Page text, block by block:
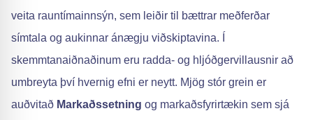
veita rauntímainnsýn, sem leiðir til bættrar meðferðar
símtala og aukinnar ánægju viðskiptavina. Í
skemmtanaiðnaðinum eru radda- og hljóðgervillausnir að
umbreyta því hvernig efni er neytt. Mjög stór grein er
auðvitað Markaðssetning og markaðsfyrirtækin sem sjá